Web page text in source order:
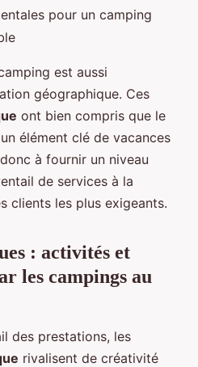
pour un camping
est aussi
géographique. Ces
ont bien compris que le
élément clé de vacances
à fournir un niveau
de services à la
clients les plus exigeants.
: activités et
les campings au
des prestations, les
rivalisent de créativité